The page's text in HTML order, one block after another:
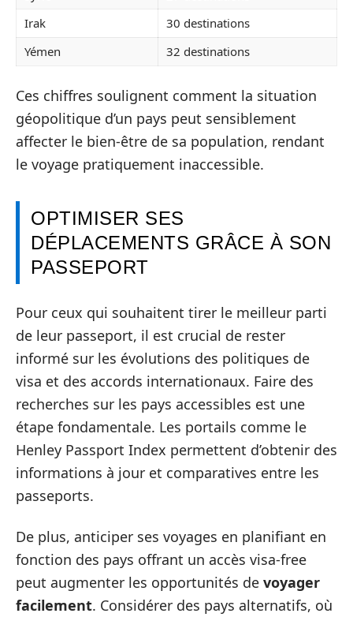
Irak
30 destinations
Yémen
32 destinations
Ces chiffres soulignent comment la situation
géopolitique d’un pays peut sensiblement
affecter le bien-être de sa population, rendant
le voyage pratiquement inaccessible.
OPTIMISER SES
DÉPLACEMENTS GRÂCE À SON
PASSEPORT
Pour ceux qui souhaitent tirer le meilleur parti
de leur passeport, il est crucial de rester
informé sur les évolutions des politiques de
visa et des accords internationaux. Faire des
recherches sur les pays accessibles est une
étape fondamentale. Les portails comme le
Henley Passport Index permettent d’obtenir des
informations à jour et comparatives entre les
passeports.
De plus, anticiper ses voyages en planifiant en
fonction des pays offrant un accès visa-free
peut augmenter les opportunités de voyager
facilement. Considérer des pays alternatifs, où